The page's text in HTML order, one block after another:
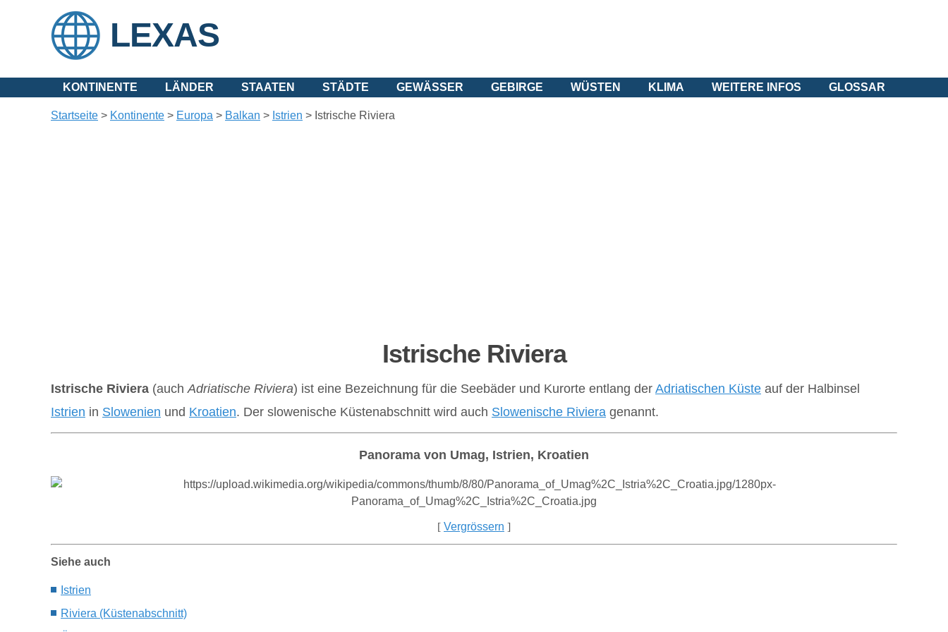
LEXAS
KONTINENTE LÄNDER STAATEN STÄDTE GEWÄSSER GEBIRGE WÜSTEN KLIMA WEITERE INFOS GLOSSAR
Startseite > Kontinente > Europa > Balkan > Istrien > Istrische Riviera
Istrische Riviera
Istrische Riviera (auchAdriatische Riviera) ist eine Bezeichnung für die Seebäder und Kurorte entlang der Adriatischen Küste auf der Halbinsel
Istrien in Slowenien und Kroatien. Der slowenische Küstenabschnitt wird auch Slowenische Riviera genannt.
Panorama von Umag, Istrien, Kroatien
[ Vergrössern ]
Siehe auch
Istrien
Riviera (Küstenabschnitt)